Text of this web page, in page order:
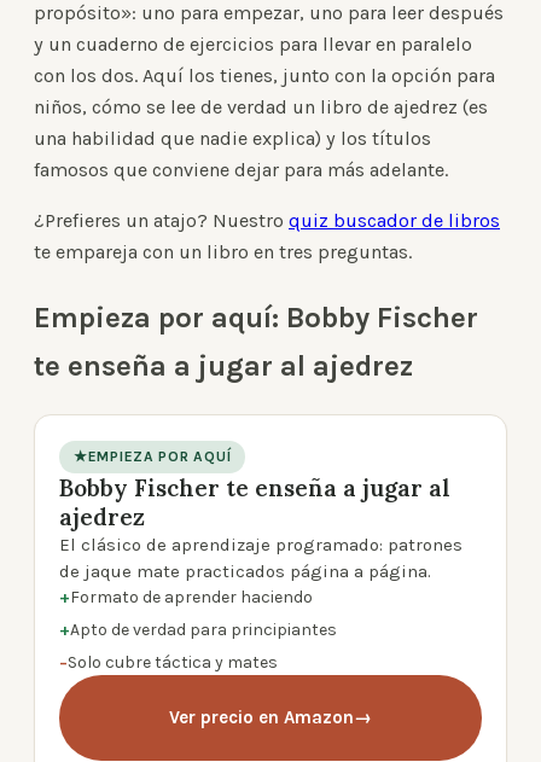
propósito»: uno para empezar, uno para leer después
y un cuaderno de ejercicios para llevar en paralelo
con los dos. Aquí los tienes, junto con la opción para
niños, cómo se lee de verdad un libro de ajedrez (es
una habilidad que nadie explica) y los títulos
famosos que conviene dejar para más adelante.
¿Prefieres un atajo? Nuestro quiz buscador de libros
te empareja con un libro en tres preguntas.
Empieza por aquí: Bobby Fischer
te enseña a jugar al ajedrez
product photo
★EMPIEZA POR AQUÍ
Bobby Fischer te enseña a jugar al
ajedrez
El clásico de aprendizaje programado: patrones
de jaque mate practicados página a página.
+Formato de aprender haciendo
+Apto de verdad para principiantes
−Solo cubre táctica y mates
Ver precio en Amazon→